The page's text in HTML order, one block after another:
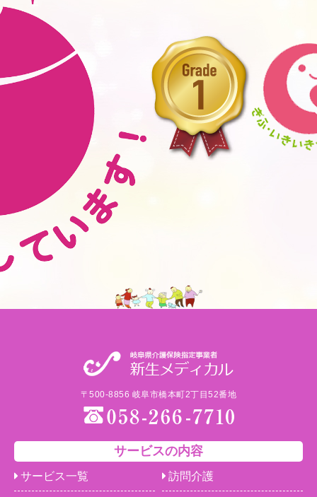
〒500-8856 岐阜市橋本町2丁目52番地
サービスの内容
サービス一覧 訪問介護